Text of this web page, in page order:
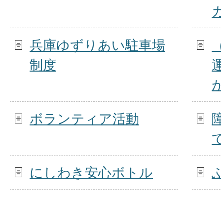
兵庫ゆずりあい駐車場
制度
ボランティア活動
にしわき安心ボトル